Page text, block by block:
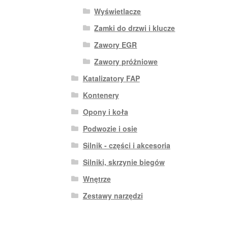
Wyświetlacze
Zamki do drzwi i klucze
Zawory EGR
Zawory próżniowe
Katalizatory FAP
Kontenery
Opony i koła
Podwozie i osie
Silnik - części i akcesoria
Silniki, skrzynie biegów
Wnętrze
Zestawy narzędzi